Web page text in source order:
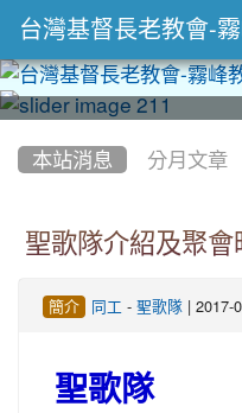
本站消息 分月文章
聖歌隊介紹及聚會
簡介 同工 -聖歌隊 | 2017-
聖歌隊
台灣基督長老教會-